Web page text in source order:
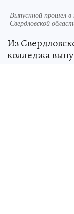
Выпускной прошел
Свердловской
Из
колледжа
специалиста